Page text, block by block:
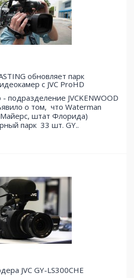
обновляет парк
с JVC ProHD
- подразделение JVCKENWOOD
о том, что Waterman
штат Флорида)
парк 33 шт. GY..
JVC GY-LS300CHE